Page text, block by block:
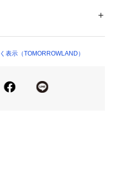
います。
リングに上品かつ華やかな雰
たは素材アップ画像をご確
ブル乾燥不可、自然乾燥、アイロ
トクリーニング可
表示（TOMORROWLAND）